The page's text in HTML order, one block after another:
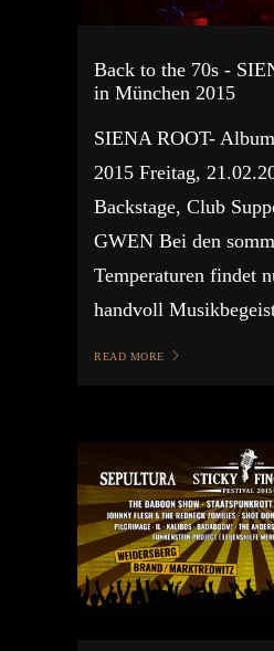
Back to the 70s -
in München 2015
SIENA ROOT-
2015 Freitag,
Backstage, Club
GWEN Bei den
Temperaturen findet
handvoll
READ MORE